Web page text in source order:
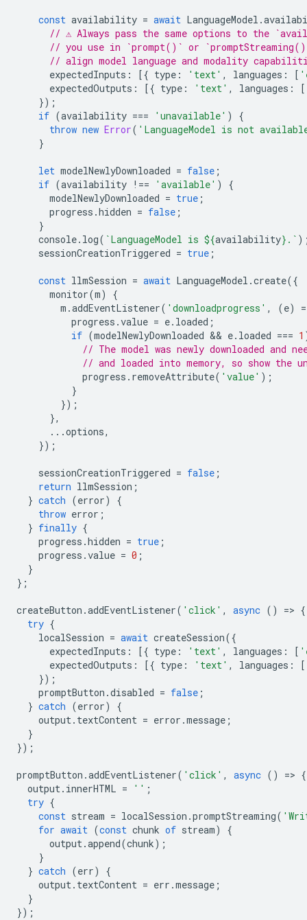
const availability = await LanguageModel .
// ⚠️ Always pass the same options to the
// you use in `prompt()` or
// align model language and modality
expectedInputs : [{ type : 'text' , languages : [
expectedOutputs : [{ type : 'text' , languages : [
});
if (availability === 'unavailable' )
{
throw new Error( 'LanguageModel is not
}
let modelNewlyDownloaded = false ;
if (availability !== 'available' )
{
modelNewlyDownloaded = true ;
progress .hidden = false ;
}
console. log( `LanguageModel is ${availability} .`
sessionCreationTriggered = true ;
const llmSession = await LanguageModel .create({
monitor(m)
{
m .addEventListener( 'downloadprogress' , (e) =
progress .value = e. loaded ;
if (modelNewlyDownloaded && e. loaded === 1
// The model was newly downloaded and
// and loaded into memory, so show the
progress . removeAttribute( 'value' );
}
});
},
...options,
});
sessionCreationTriggered = false ;
return llmSession ;
} catch (error)
{
throw error ;
} finally {
progress .hidden = true ;
progress .value = 0 ;
}
};
createButton .addEventListener( 'click' , async () => {
try {
localSession = await createSession({
expectedInputs : [{ type : 'text' , languages : [
expectedOutputs : [{ type : 'text' , languages : [
});
promptButton .disabled = false ;
} catch (error)
{
output. textContent = error .message ;
}
});
promptButton .addEventListener( 'click' , async () => {
output. innerHTML = '' ;
try {
const stream = localSession .promptStreaming(
for await (const chunk of stream)
{
output.append(chunk);
}
} catch (err)
{
output. textContent = err .message ;
}
});